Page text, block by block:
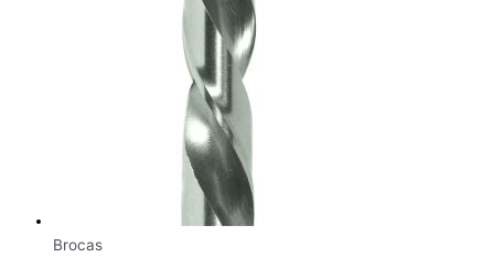
Brocas